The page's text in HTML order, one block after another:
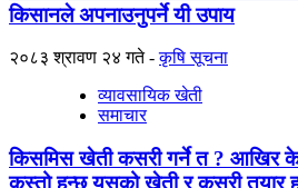
किसानले अपनाउनुपर्ने यी उपाय
२०८३ श्रावण २४ गते
कृषि सूचना
व्यावसायिक खेती
समाचार
किसमिस खेती कसरी गर्ने त ? आखिर के
कस्तो हुन्छ यसको खेती र कसरी तयार